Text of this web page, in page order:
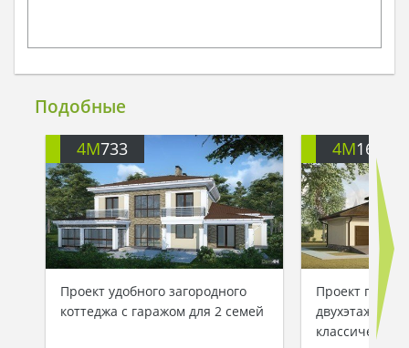
Подобные
4M733
Проект удобного загородного
коттеджа с гаражом для 2 семей
4M1638
Проект
двухэтажного
классическом